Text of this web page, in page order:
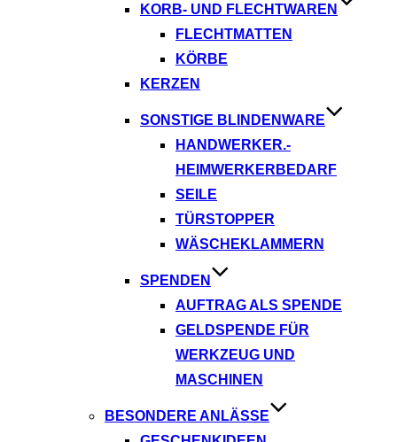
KORB- UND FLECHTWAREN
FLECHTMATTEN
KÖRBE
KERZEN
SONSTIGE BLINDENWARE
HANDWERKER.-
HEIMWERKERBEDARF
SEILE
TÜRSTOPPER
WÄSCHEKLAMMERN
SPENDEN
AUFTRAG ALS SPENDE
GELDSPENDE FÜR
WERKZEUG UND
MASCHINEN
BESONDERE ANLÄSSE